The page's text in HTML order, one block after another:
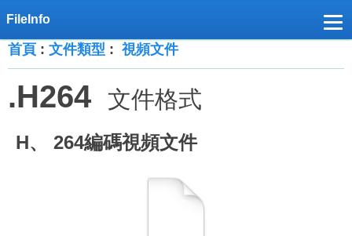
首頁 : 文件類型 : 視頻文件
.H264 文件格式
H、 264編碼視頻文件